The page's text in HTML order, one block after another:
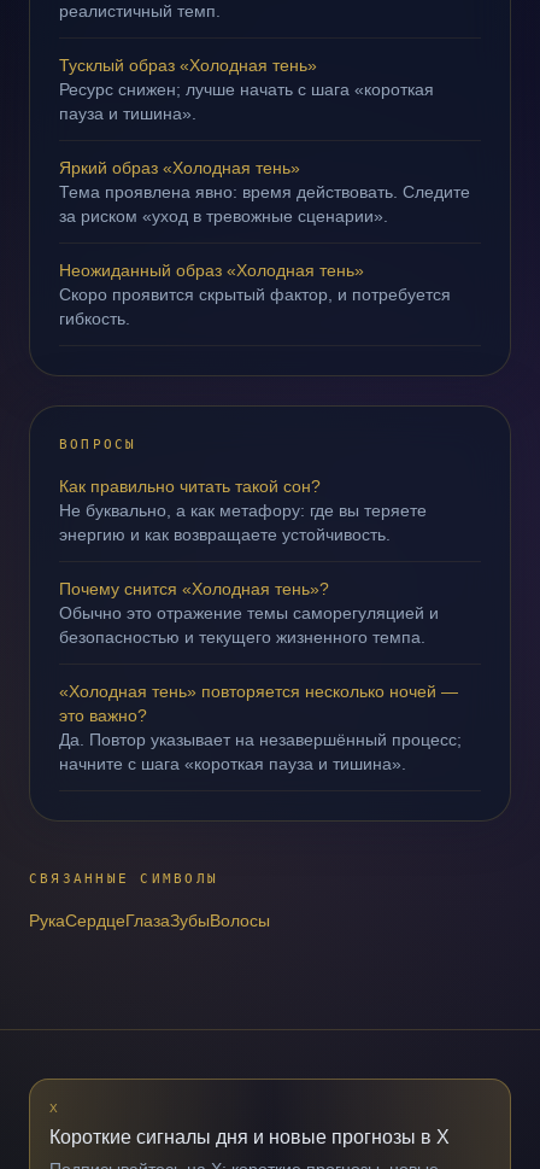
реалистичный темп.
Тусклый образ «Холодная тень»
Ресурс снижен; лучше начать с шага «короткая
пауза и тишина».
Яркий образ «Холодная тень»
Тема проявлена явно: время действовать. Следите
за риском «уход в тревожные сценарии».
Неожиданный образ «Холодная тень»
Скоро проявится скрытый фактор, и потребуется
гибкость.
ВОПРОСЫ
Как правильно читать такой сон?
Не буквально, а как метафору: где вы теряете
энергию и как возвращаете устойчивость.
Почему снится «Холодная тень»?
Обычно это отражение темы саморегуляцией и
безопасностью и текущего жизненного темпа.
«Холодная тень» повторяется несколько ночей —
это важно?
Да. Повтор указывает на незавершённый процесс;
начните с шага «короткая пауза и тишина».
СВЯЗАННЫЕ СИМВОЛЫ
РукаСердцеГлазаЗубыВолосы
X
Короткие сигналы дня и новые прогнозы в X